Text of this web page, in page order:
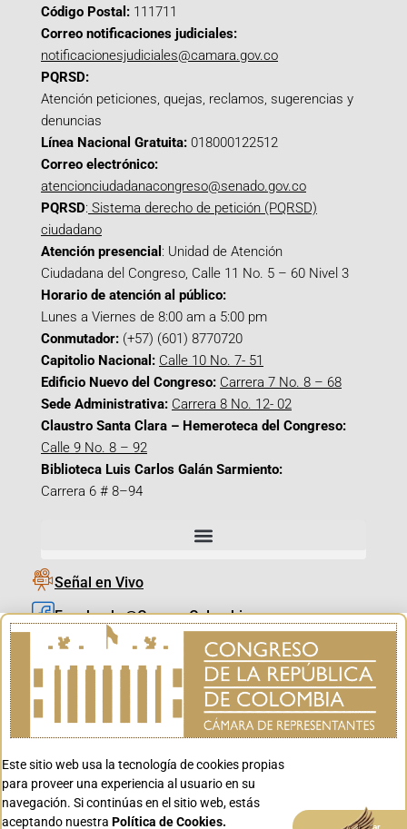
Código Postal: 111711
Correo notificaciones judiciales:
notificacionesjudiciales@camara.gov.co
PQRSD:
Atención peticiones, quejas, reclamos, sugerencias y
denuncias
Línea Nacional Gratuita: 018000122512
Correo electrónico:
atencionciudadanacongreso@senado.gov.co
PQRSD: Sistema derecho de petición (PQRSD)
ciudadano
Atención presencial : Unidad de Atención
Ciudadana del Congreso, Calle 11 No. 5 – 60 Nivel 3
Horario de atención al público:
Lunes a Viernes de 8:00 am a 5:00 pm
Conmutador: (+57) (601) 8770720
Capitolio Nacional: Calle 10 No. 7- 51
Edificio Nuevo del Congreso: Carrera 7 No. 8 – 68
Sede Administrativa: Carrera 8 No. 12- 02
Claustro Santa Clara – Hemeroteca del Congreso:
Calle 9 No. 8 – 92
Biblioteca Luis Carlos Galán Sarmiento:
Carrera 6 # 8–94
Señal en Vivo
Facebook_@CamaraColombia
Instagram_@CamaraColombia
X_@CamaraColombia
Youtube_@CamaraColombia
Youtube_@CanalCongreso
Este sitio web usa la tecnología de cookies propias
para proveer una experiencia al usuario en su
navegación. Si continúas en el sitio web, estás
aceptando nuestra Política de Cookies. Aceptar